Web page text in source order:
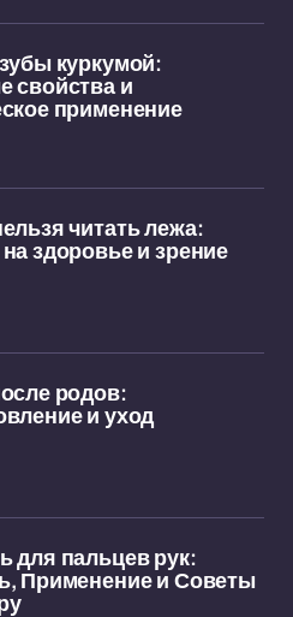
куркумой:
свойства и
применение
читать лежа:
здоровье и зрение
родов:
и уход
для пальцев рук:
Применение и Советы